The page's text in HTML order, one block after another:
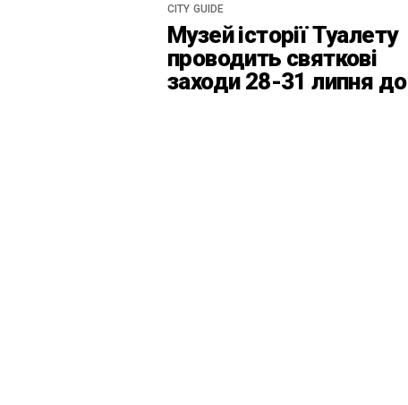
CITY GUIDE
Музей історії Туалету
проводить святкові
заходи 28-31 липня до